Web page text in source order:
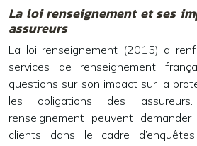
La loi renseignement et ses
assureurs
La loi renseignement (2015) a
services de renseignement
questions sur son impact sur la
les obligations des
renseignement peuvent
clients dans le cadre